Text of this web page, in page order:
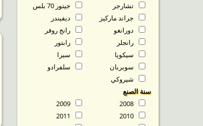
تشارجر
جيتور 70 بلس
جراند ماركيز
ديفيندر
دورانغو
رانج روفر
رانجلر
رابتور
سيكويا
سيرا
سوبربان
سلفرادو
شيروكي
سنة الصنع